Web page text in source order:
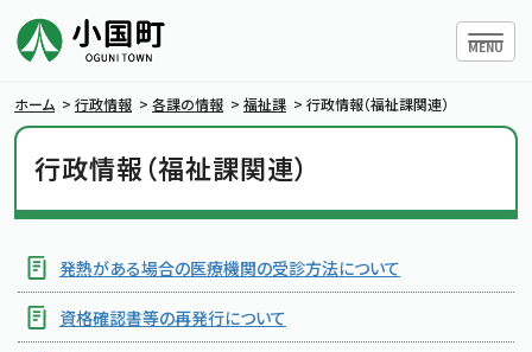
ハンバ
MENU
暮らしの情報
行政情報
ホーム > 行政情報 > 各課の情報 > 福祉課 > 行政情報（福祉課関連）
行政情報（福祉課関連）
発熱がある場合の医療機関の受診方法について
資格確認書等の再発行について